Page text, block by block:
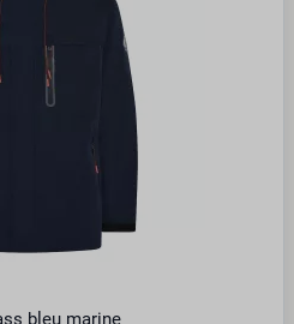
bleu marine